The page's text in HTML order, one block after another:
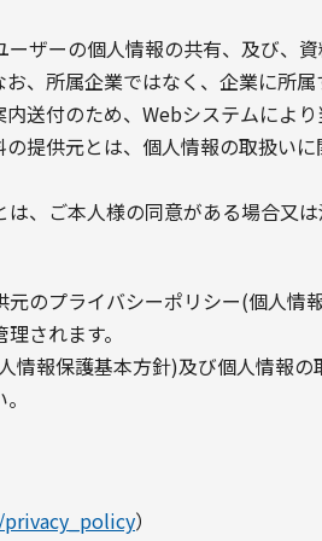
ザーの個人情報の共有、及び、
、所属企業ではなく、企業に所
送付のため、Webシステムによ
提供元とは、個人情報の取扱い
、ご本人様の同意がある場合又
のプライバシーポリシー(個人情
されます。
情報保護基本方針)及び個人情報の
）